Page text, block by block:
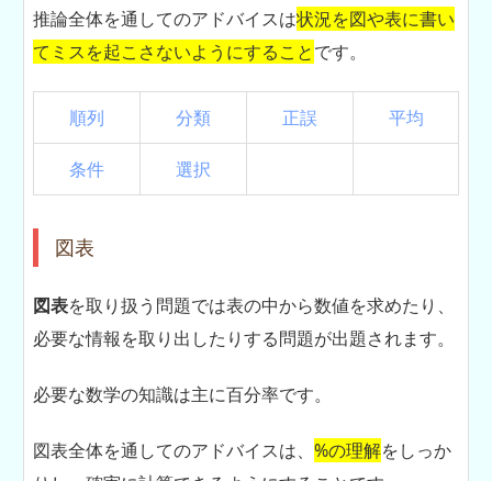
推論全体を通してのアドバイスは状況を図や表に書い
てミスを起こさないようにすることです。
順列 分類 正誤 平均
条件 選択
図表
図表を取り扱う問題では表の中から数値を求めたり、
必要な情報を取り出したりする問題が出題されます。
必要な数学の知識は主に百分率です。
図表全体を通してのアドバイスは、 %の理解をしっか